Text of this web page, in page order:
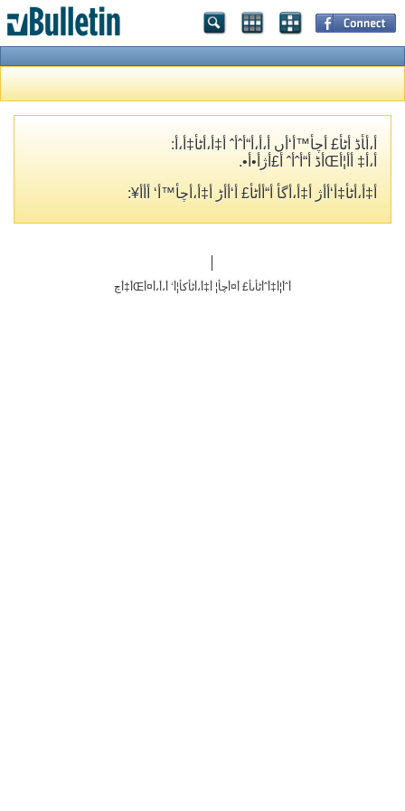
أ،أ‍أڈ أٹأ£ أچأ™أ‘أں أ،أ،أ“أˆأˆ أ‡أ،أٹأ‡أ،أ­:
أ،أ‡ أ­أ¦أŒأڈ أ“أˆأˆ أ£أژأ•أ•.
أ‡أ،أٹأ‡أ‘أ­أژ أ‡أ،أگأ­ أ“أ­أٹأ£ أ‘أ‌أڑ أ‡أ،أچأ™أ‘ أ‌أ­أ¥:
أˆأ¦أ‡أˆأٹأںأ£ أ¤أچأ¦ أ‡أ،أٹأکأ¦أ‘ أ،أ،أ¤أŒأ‡أچ